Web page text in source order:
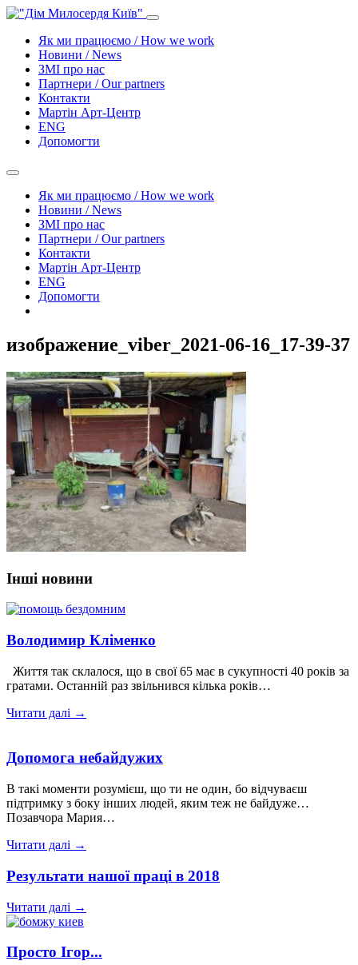
Як ми працюємо / How we work
Новини / News
ЗМІ про нас
Партнери / Our partners
Контакти
Mартін Арт-Центр
ENG
Допомогти
Як ми працюємо / How we work
Новини / News
ЗМІ про нас
Партнери / Our partners
Контакти
Mартін Арт-Центр
ENG
Допомогти
изображение_viber_2021-06-16_17-39-37
Інші новини
Володимир Кліменко
Життя так склалося, що в свої 65 має в сукупності 40 років за
гратами. Останній раз звільнився кілька років…
Читати далі →
Допомога небайдужих
В такі моменти розумієш, що ти не один, бо відчуваєш
підтримку з боку інших людей, яким теж не байдуже…
Позавчора Мария…
Читати далі →
Результати нашої праці в 2018
Читати далі →
Просто Ігор...